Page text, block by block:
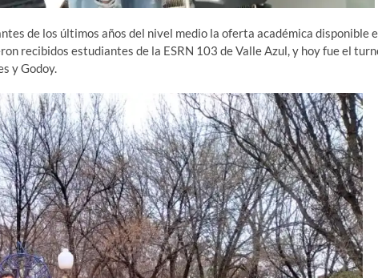
de los últimos años del nivel medio la oferta académica disponible
recibidos estudiantes de la ESRN 103 de Valle Azul, y hoy fue el
y Godoy.